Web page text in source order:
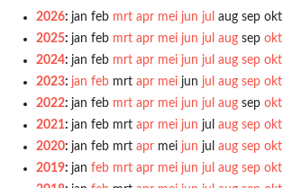
2026: jan feb mrt apr mei jun jul aug sep okt
2025: jan feb mrt apr mei jun jul aug sep okt
2024: jan feb mrt apr mei jun jul aug sep okt
2023: jan feb mrt apr mei jun jul aug sep okt
2022: jan feb mrt apr mei jun jul aug sep okt
2021: jan feb mrt apr mei jun jul aug sep okt
2020: jan feb mrt apr mei jun jul aug sep okt
2019: jan feb mrt apr mei jun jul aug sep okt